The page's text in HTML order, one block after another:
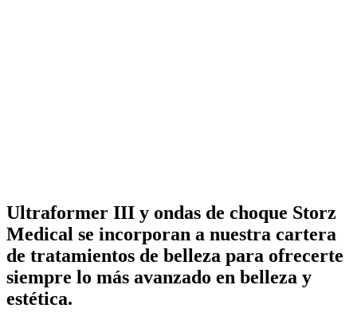
Ultraformer III y ondas de choque Storz
Medical se incorporan a nuestra cartera
de tratamientos de belleza para ofrecerte
siempre lo más avanzado en belleza y
estética.